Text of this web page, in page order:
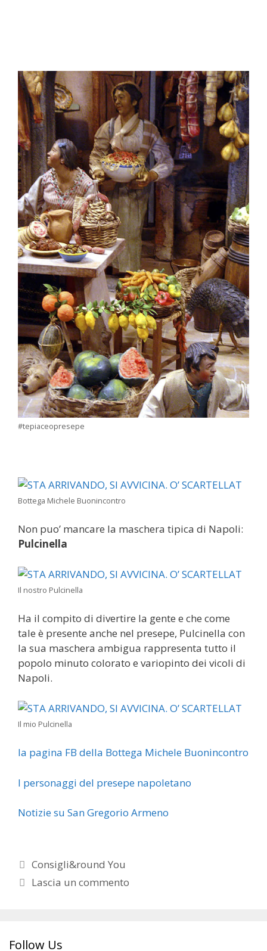
#tepiaceopresepe
Bottega Michele Buonincontro
Non puo’ mancare la maschera tipica di Napoli:
Pulcinella
Il nostro Pulcinella
Ha il compito di divertire la gente e che come
tale è presente anche nel presepe, Pulcinella con
la sua maschera ambigua rappresenta tutto il
popolo minuto colorato e variopinto dei vicoli di
Napoli.
Il mio Pulcinella
la pagina FB della Bottega Michele Buonincontro
I personaggi del presepe napoletano
Notizie su San Gregorio Armeno
Categorie
Consigli&round You
Lascia un commento
Follow Us